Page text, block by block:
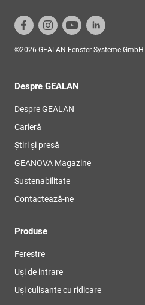
©2026 GEALAN Fenster-Systeme GmbH
Despre GEALAN
Despre GEALAN
Carieră
Știri și presă
GEANOVA Magazine
Sustenabilitate
Contactează-ne
Produse
Ferestre
Uși de intrare
Uși culisante cu ridicare